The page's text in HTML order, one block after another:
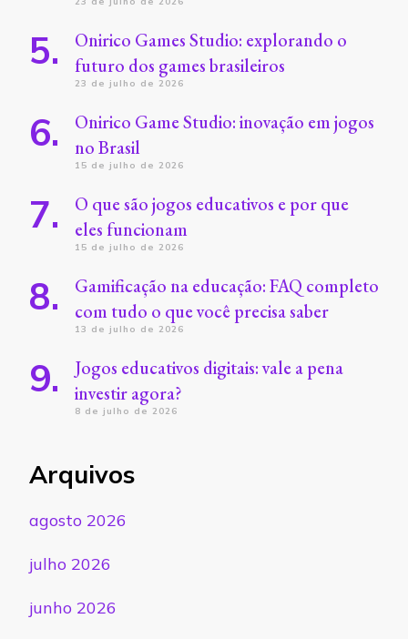
Onirico Games Studio: explorando o
futuro dos games brasileiros
23 de julho de 2026
Onirico Game Studio: inovação em jogos
no Brasil
15 de julho de 2026
O que são jogos educativos e por que
eles funcionam
15 de julho de 2026
Gamificação na educação: FAQ completo
com tudo o que você precisa saber
13 de julho de 2026
Jogos educativos digitais: vale a pena
investir agora?
8 de julho de 2026
Arquivos
agosto 2026
julho 2026
junho 2026